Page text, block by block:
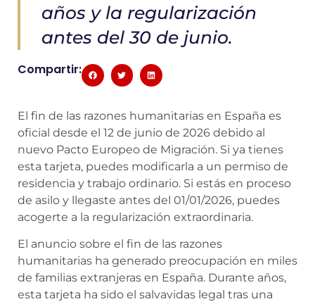
años y la regularización
antes del 30 de junio.
Compartir:
El fin de las razones humanitarias en España es
oficial desde el 12 de junio de 2026 debido al
nuevo Pacto Europeo de Migración. Si ya tienes
esta tarjeta, puedes modificarla a un permiso de
residencia y trabajo ordinario. Si estás en proceso
de asilo y llegaste antes del 01/01/2026, puedes
acogerte a la regularización extraordinaria.
El anuncio sobre el fin de las razones
humanitarias ha generado preocupación en miles
de familias extranjeras en España. Durante años,
esta tarjeta ha sido el salvavidas legal tras una